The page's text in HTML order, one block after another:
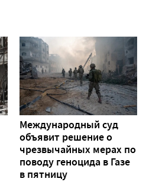
Международный суд
объявит решение о
чрезвычайных мерах по
поводу геноцида в Газе
в пятницу